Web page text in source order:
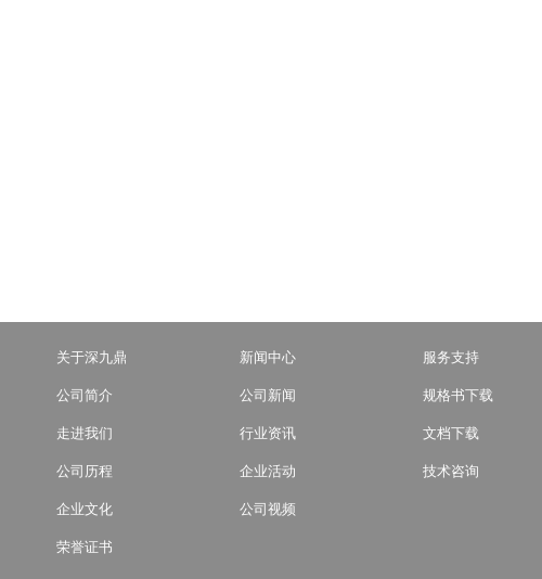
关于深九鼎
公司简介
走进我们
公司历程
企业文化
荣誉证书
新闻中心
公司新闻
行业资讯
企业活动
公司视频
服务支持
规格书下载
文档下载
技术咨询